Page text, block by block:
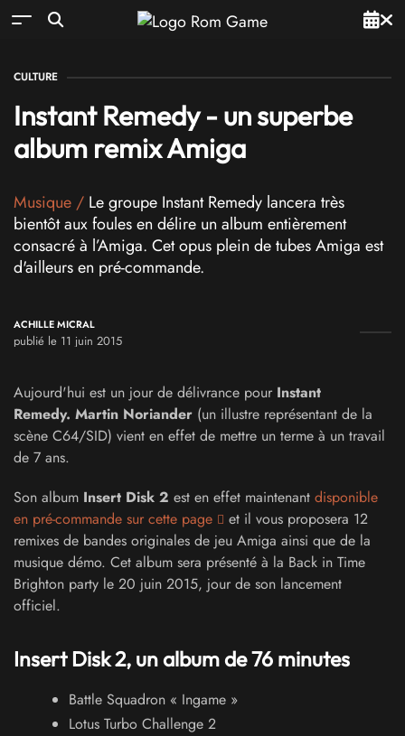
CULTURE
Instant Remedy - un superbe
album remix Amiga
Musique / Le groupe Instant Remedy lancera très
bientôt aux foules en délire un album entièrement
consacré à l’Amiga. Cet opus plein de tubes Amiga est
d'ailleurs en pré-commande.
ACHILLE MICRAL
publié le 11 juin 2015
Aujourd'hui est un jour de délivrance pour Instant
Remedy. Martin Noriander (un illustre représentant de la
scène C64/SID) vient en effet de mettre un terme à un travail
de 7 ans.
Son album Insert Disk 2 est en effet maintenant disponible
en pré-commande sur cette page
et il vous proposera 12
remixes de bandes originales de jeu Amiga ainsi que de la
musique démo. Cet album sera présenté à la Back in Time
Brighton party le 20 juin 2015, jour de son lancement
officiel.
Insert Disk 2, un album de 76 minutes
Battle Squadron « Ingame »
Lotus Turbo Challenge 2